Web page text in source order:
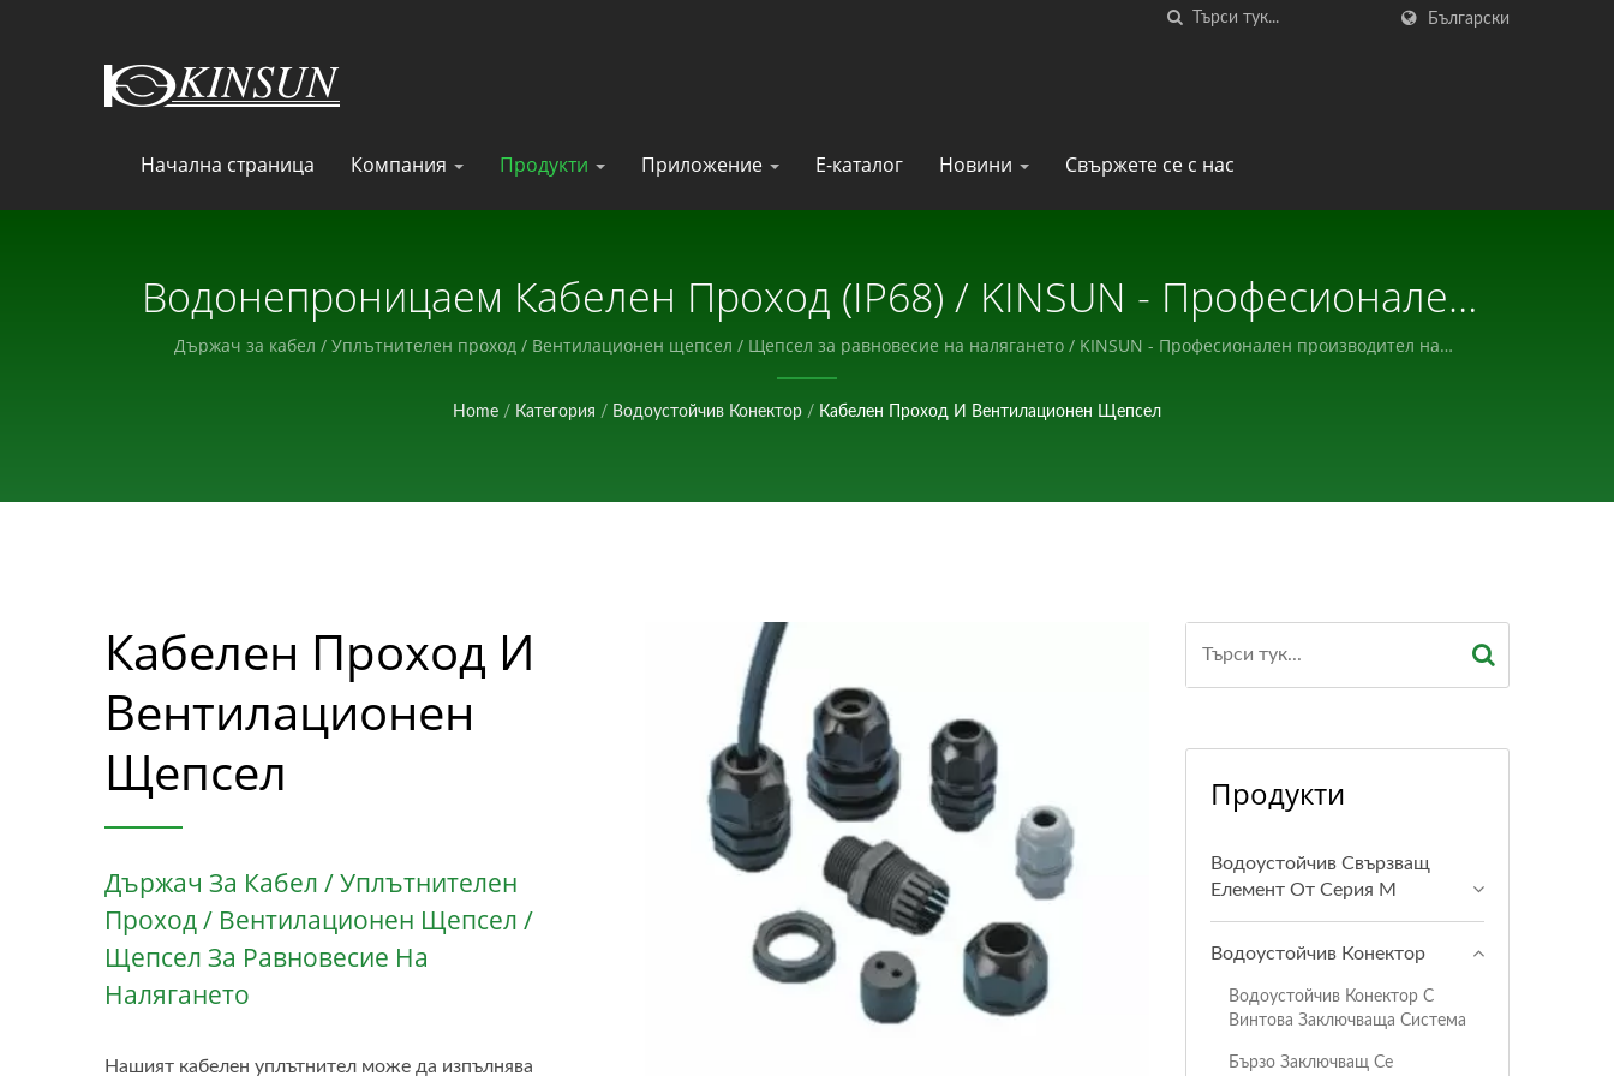
Български
Начална страница Компания Продукти Приложение Е-каталог Новини Свържете се с нас
Водонепроницаем Кабелен Проход (IP68) / KINSUN - Професионален
Производител На Електронни Компоненти.
Държач за кабел / Уплътнителен проход / Вентилационен щепсел / Щепсел за равновесие на налягането / KINSUN - Професионален производител на
електронни компоненти.
Home / Категория / Водоустойчив Конектор / Кабелен Проход И Вентилационен Щепсел
Кабелен Проход И
Вентилационен
Щепсел
Държач За Кабел / Уплътнителен
Проход / Вентилационен Щепсел /
Щепсел За Равновесие На
Налягането
Нашият кабелен уплътнител може да изпълнява
Продукти
Водоустойчив Свързващ
Елемент От Серия M
Водоустойчив Конектор
Водоустойчив Конектор С
Винтова Заключваща Система
Бързо Заключващ Се